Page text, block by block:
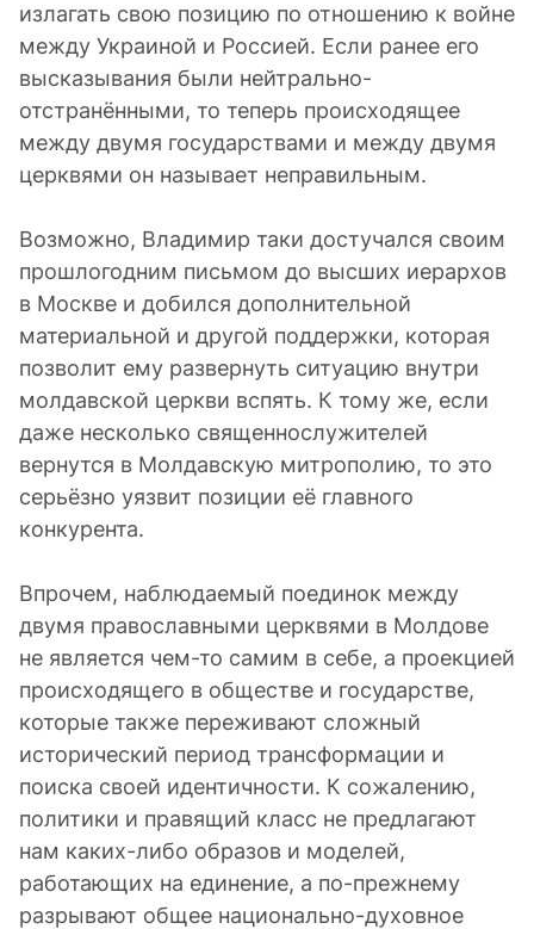
излагать свою позицию по отношению к войне
между Украиной и Россией. Если ранее его
высказывания были нейтрально-
отстранёнными, то теперь происходящее
между двумя государствами и между двумя
церквями он называет неправильным.
Возможно, Владимир таки достучался своим
прошлогодним письмом до высших иерархов
в Москве и добился дополнительной
материальной и другой поддержки, которая
позволит ему развернуть ситуацию внутри
молдавской церкви вспять. К тому же, если
даже несколько священнослужителей
вернутся в Молдавскую митрополию, то это
серьёзно уязвит позиции её главного
конкурента.
Впрочем, наблюдаемый поединок между
двумя православными церквями в Молдове
не является чем-то самим в себе, а проекцией
происходящего в обществе и государстве,
которые также переживают сложный
исторический период трансформации и
поиска своей идентичности. К сожалению,
политики и правящий класс не предлагают
нам каких-либо образов и моделей,
работающих на единение, а по-прежнему
разрывают общее национально-духовное